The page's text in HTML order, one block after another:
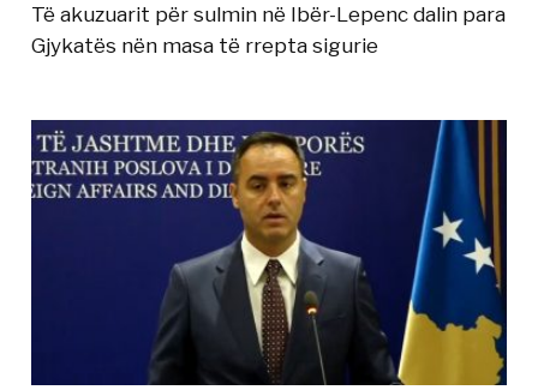
Të akuzuarit për sulmin në Ibër-Lepenc dalin para
Gjykatës nën masa të rrepta sigurie